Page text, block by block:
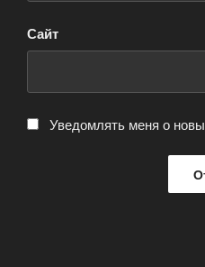
Сайт
Уведомлять меня о